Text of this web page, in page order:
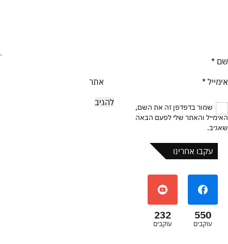
שם *
אימייל * אתר
שמור בדפדפן זה את השם,
האימייל והאתר שלי לפעם הבאה
שאגיב.
עקבו אחרינו
550
עוקבים
232
עוקבים